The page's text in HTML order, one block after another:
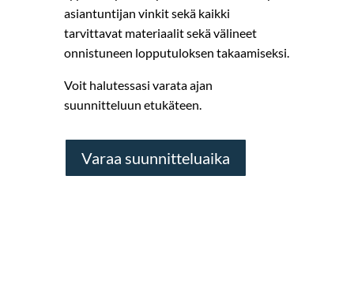
asiantuntijan vinkit sekä kaikki
tarvittavat materiaalit sekä välineet
onnistuneen lopputuloksen takaamiseksi.
Voit halutessasi varata ajan
suunnitteluun etukäteen.
Varaa suunnitteluaika